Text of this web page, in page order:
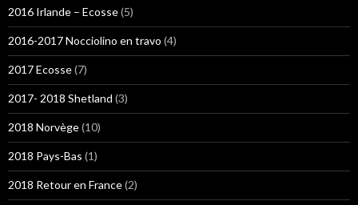
2016 Irlande – Ecosse(5)
2016-2017 Nocciolino en travo (4)
2017 Ecosse(7)
2017- 2018 Shetland (3)
2018 Norvège(10)
2018 Pays-Bas (1)
2018 Retour en France(2)